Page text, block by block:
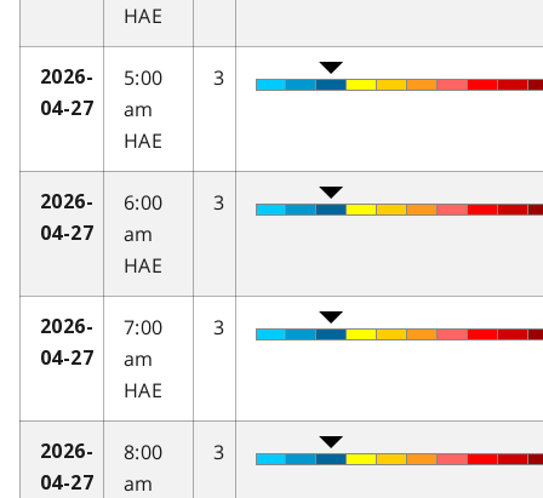
HAE
2026-
04-27
5:00
am
HAE
3
2026-
04-27
6:00
am
HAE
3
2026-
04-27
7:00
am
HAE
3
2026-
04-27
8:00
am
3